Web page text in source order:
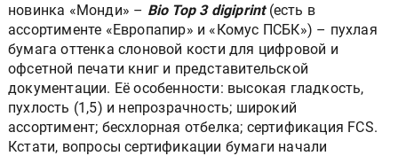
новинка «Монди» – Bio Top 3 digiprint(есть в
ассортименте «Европапир» и «Комус ПСБК») – пухлая
бумага оттенка слоновой кости для цифровой и
офсетной печати книг и представительской
документации. Её особенности: высокая гладкость,
пухлость (1,5) и непрозрачность; широкий
ассортимент; бесхлорная отбелка; сертификация FCS.
Кстати, вопросы сертификации бумаги начали